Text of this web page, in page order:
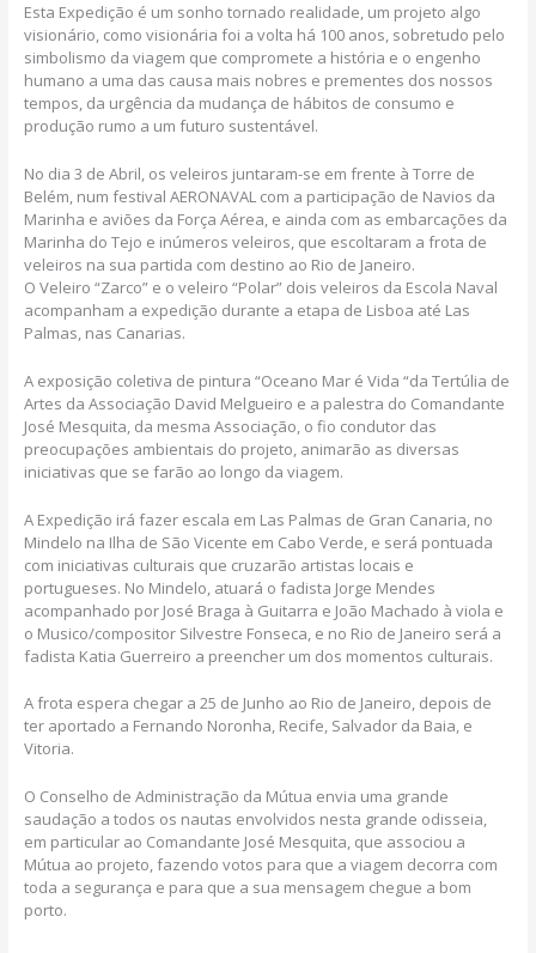
Esta Expedição é um sonho tornado realidade, um projeto algo
visionário, como visionária foi a volta há 100 anos, sobretudo pelo
simbolismo da viagem que compromete a história e o engenho
humano a uma das causa mais nobres e prementes dos nossos
tempos, da urgência da mudança de hábitos de consumo e
produção rumo a um futuro sustentável.
No dia 3 de Abril, os veleiros juntaram-se em frente à Torre de
Belém, num festival AERONAVAL com a participação de Navios da
Marinha e aviões da Força Aérea, e ainda com as embarcações da
Marinha do Tejo e inúmeros veleiros, que escoltaram a frota de
veleiros na sua partida com destino ao Rio de Janeiro.
O Veleiro “Zarco” e o veleiro “Polar” dois veleiros da Escola Naval
acompanham a expedição durante a etapa de Lisboa até Las
Palmas, nas Canarias.
A exposição coletiva de pintura “Oceano Mar é Vida “da Tertúlia de
Artes da Associação David Melgueiro e a palestra do Comandante
José Mesquita, da mesma Associação, o fio condutor das
preocupações ambientais do projeto, animarão as diversas
iniciativas que se farão ao longo da viagem.
A Expedição irá fazer escala em Las Palmas de Gran Canaria, no
Mindelo na Ilha de São Vicente em Cabo Verde, e será pontuada
com iniciativas culturais que cruzarão artistas locais e
portugueses. No Mindelo, atuará o fadista Jorge Mendes
acompanhado por José Braga à Guitarra e João Machado à viola e
o Musico/compositor Silvestre Fonseca, e no Rio de Janeiro será a
fadista Katia Guerreiro a preencher um dos momentos culturais.
A frota espera chegar a 25 de Junho ao Rio de Janeiro, depois de
ter aportado a Fernando Noronha, Recife, Salvador da Baia, e
Vitoria.
O Conselho de Administração da Mútua envia uma grande
saudação a todos os nautas envolvidos nesta grande odisseia,
em particular ao Comandante José Mesquita, que associou a
Mútua ao projeto, fazendo votos para que a viagem decorra com
toda a segurança e para que a sua mensagem chegue a bom
porto.